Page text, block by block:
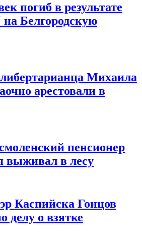
погиб в результате
Белгородскую
Михаила
арестовали в
пенсионер
выживал в лесу
Каспийска Гонцов
делу о взятке